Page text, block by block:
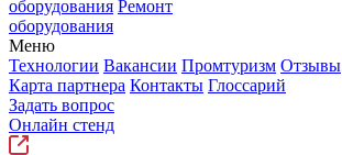
оборудования Ремонт
оборудования
Меню
Технологии Вакансии Промтуризм Отзывы
Карта партнера Контакты Глоссарий
Задать вопрос
Онлайн стенд